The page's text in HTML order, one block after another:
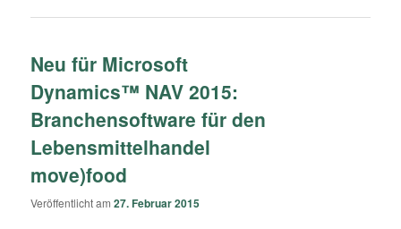
Neu für Microsoft
Dynamics™ NAV 2015:
Branchensoftware für den
Lebensmittelhandel
move)food
Veröffentlicht am27. Februar 2015